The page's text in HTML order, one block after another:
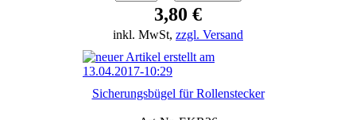
3,80 €
inkl. MwSt, zzgl. Versand
Sicherungsbügel für Rollenstecker